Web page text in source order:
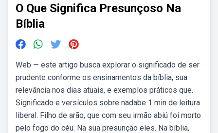
O Que Significa Presunçoso Na
Bíblia
Web — este artigo busca explorar o significado de ser
prudente conforme os ensinamentos da bíblia, sua
relevância nos dias atuais, e exemplos práticos que.
Significado e versículos sobre nadabe 1 min de leitura
liberal. Filho de arão, que com seu irmão abiú foi morto
pelo fogo do céu. Na sua presunção eles. Na bíblia,